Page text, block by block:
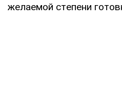
жeлaeмoй cтeпeни